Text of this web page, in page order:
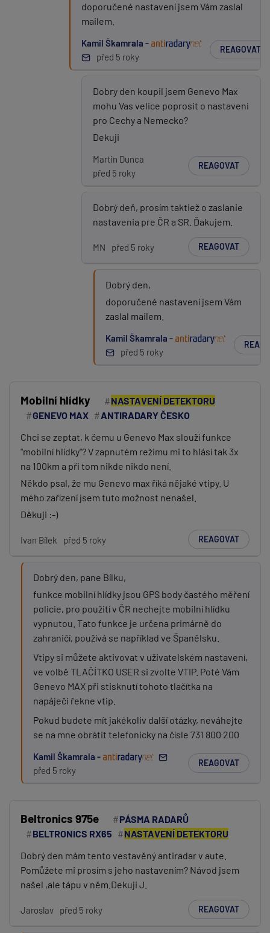
doporučené nastavení jsem Vám zaslal
mailem.
Kamil Škamrala -
před 5 roky
REAGOVAT
Dobry den koupil jsem Genevo Max
mohu Vas velice poprosit o nastaveni
pro Cechy a Nemecko?
Dekuji
Martin Dunca
před 5 roky
REAGOVAT
Dobrý deň, prosím taktiež o zaslanie
nastavenia pre ČR a SR. Ďakujem.
MN před 5 roky REAGOVAT
Dobrý den,
doporučené nastavení jsem Vám
zaslal mailem.
Kamil Škamrala -
před 5 roky
Mobilní hlídky
NASTAVENÍ DETEKTORU
GENEVO MAX
ANTIRADARY ČESKO
Chci se zeptat, k čemu u Genevo Max slouží funkce
"mobilní hlídky"? V zapnutém režimu mi to hlásí tak 3x
na 100km a při tom nikde nikdo není.
Někdo psal, že mu Genevo max říká nějaké vtipy. U
mého zařízení jsem tuto možnost nenašel.
Děkuji :-)
Ivan Bílek před 5 roky REAGOVAT
Dobrý den, pane Bílku,
funkce mobilní hlídky jsou GPS body častého měření
policie, pro použití v ČR nechejte mobilní hlídku
vypnutou. Tato funkce je určena primárně do
zahraničí, používá se například ve Španělsku.
Vtipy si můžete aktivovat v uživatelském nastavení,
ve volbě TLAČÍTKO USER si zvolte VTIP. Poté Vám
Genevo MAX při stisknutí tohoto tlačítka na
napáječi řekne vtip.
Pokud budete mít jakékoliv další otázky, neváhejte
se na mne obrátit telefonicky na čísle 731 800 200
Kamil Škamrala -
před 5 roky
REAGOVAT
Beltronics 975e
PÁSMA RADARŮ
BELTRONICS RX65
NASTAVENÍ DETEKTORU
Dobrý den mám tento vestavěný antiradar v aute.
Pomůžete mi prosím s jeho nastavením? Návod jsem
našel ,ale tápu v něm.Dekuji J.
Jaroslav před 5 roky REAGOVAT